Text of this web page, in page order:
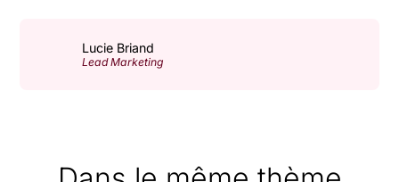
Lucie Briand
Lead Marketing